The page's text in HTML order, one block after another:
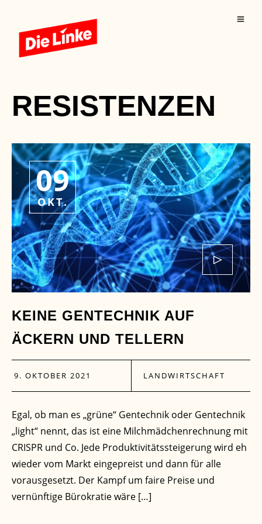
RESISTENZEN
09
OKT.
KEINE GENTECHNIK AUF
ÄCKERN UND TELLERN
9. OKTOBER 2021 LANDWIRTSCHAFT
Egal, ob man es „grüne“ Gentechnik oder Gentechnik
„light“ nennt, das ist eine Milchmädchenrechnung mit
CRISPR und Co. Jede Produktivitätssteigerung wird eh
wieder vom Markt eingepreist und dann für alle
vorausgesetzt. Der Kampf um faire Preise und
vernünftige Bürokratie wäre […]